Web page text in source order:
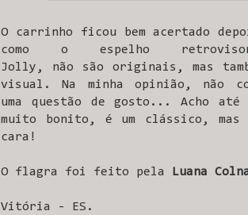
O carrinho ficou bem acertado
como o espelho
Jolly, não são originais, mas
visual. Na minha opinião, não
uma questão de gosto... Acho até
muito bonito, é um clássico,
cara!
O flagra foi feito pela Luana
Vitória - ES.